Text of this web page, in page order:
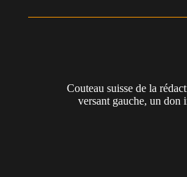
Couteau suisse de la
versant gauche, un don